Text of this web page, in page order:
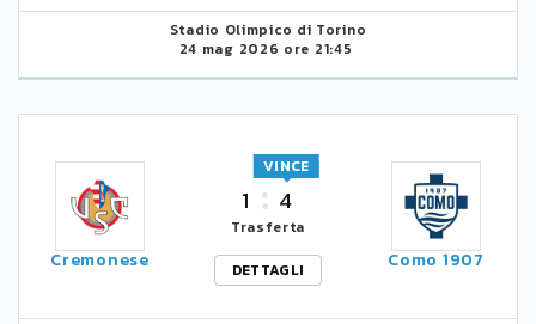
Stadio Olimpico di Torino
24 mag 2026 ore 21:45
Cremonese
1 4
VINCE
Trasferta
DETTAGLI
Como 1907